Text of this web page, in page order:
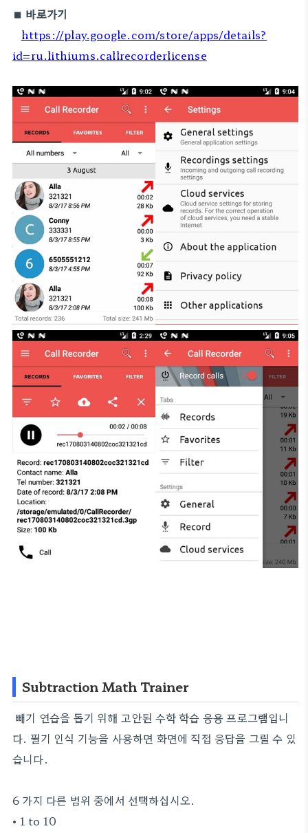
■ 바로가기
https://play.google.com/store/apps/details?
id=ru.lithiums.callrecorderlicense
Subtraction Math Trainer
빼기 연습을 돕기 위해 고안된 수학 학습 응용 프로그램입니
다. 필기 인식 기능을 사용하면 화면에 직접 응답을 그릴 수 있
습니다.
6 가지 다른 범위 중에서 선택하십시오.
• 1 to 10